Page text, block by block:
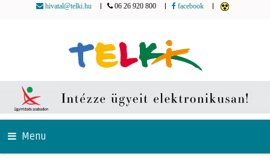
hivatal@telki.hu 06 26 920 800 facebook
Menu